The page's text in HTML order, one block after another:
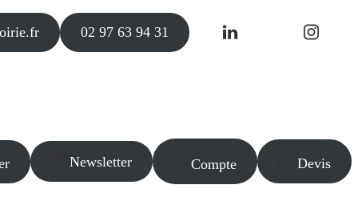
02 97 63 94 31
Newsletter Compte Devis